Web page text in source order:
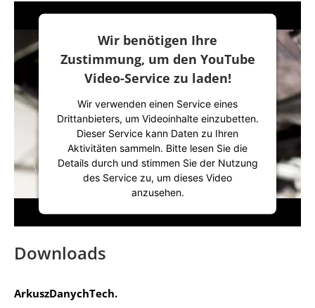
Wir benötigen Ihre
Zustimmung, um den YouTube
Video-Service zu laden!
Wir verwenden einen Service eines
Drittanbieters, um Videoinhalte einzubetten.
Dieser Service kann Daten zu Ihren
Aktivitäten sammeln. Bitte lesen Sie die
Details durch und stimmen Sie der Nutzung
des Service zu, um dieses Video
anzusehen.
powered by
Downloads
ArkuszDanychTech.